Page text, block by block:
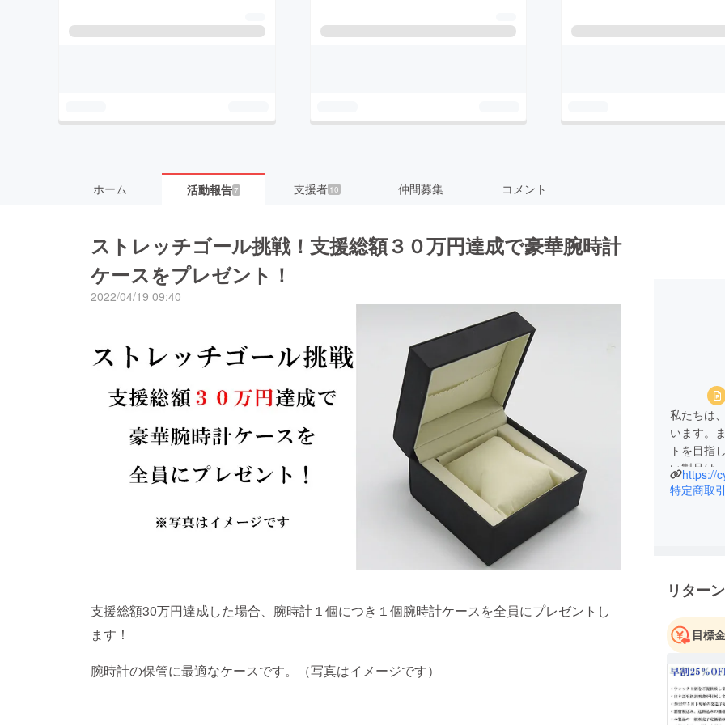
ホーム 活動報告7 支援者 10 仲間募集 コメント
ストレッチゴール挑戦！支援総額３０万円達成で豪華腕時計
ケースをプレゼント！
2022/04/19 09:40
支援総額30万円達成した場合、腕時計１個につき１個腕時計ケースを全員にプレゼントし
ます！
腕時計の保管に最適なケースです。（写真はイメージです）
私たちは
います。
トを目指
い製品は
もと、常
https://
特定商取
リター
目標